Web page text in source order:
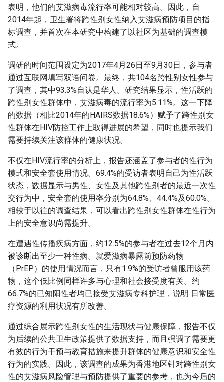
表明，他们的艾滋病毒流行率可能相对较高。因此，自
2014年起，卫生署将跨性别女性纳入艾滋病预防项目的指
标调查，并首次在本研究中构建了以社区为基础的调查模
式。
调研的时间范围设定为2017年4月26日至9月30日，参与者
通过互联网填写双语问卷。最终，共104名跨性别女性参与
了调查，其中93.3%自认是华人。研究结果显示，性活跃的
跨性别女性群体中，艾滋病毒的流行率为5.11%。这一下降
的数据（相比2014年的HAIRS数据18.6%）赋予了跨性别女
性群体在HIV防控工作上取得进展的希望，同时也提示我们
需要持续关注该群体的健康状况。
不仅在HIV流行率的分析上，报告还涵盖了参与者的性行为
模式和安全套使用情况。69.4%的受访者表明自己为性活跃
状态，数据显示与男性、女性及其他跨性别者的最近一次性
交行为中，安全套的使用率分别为64.8%、44.4%及60.0%。
相较于以往的调查结果，可以看出跨性别女性群体在性行为
上的安全意识尚需提升。
在遭遇性传播疾病方面，约12.5%的参与者在过去12个月内
被诊断出至少一种性病。就爱滋病暴露前预防药物
（PrEP）的使用情况而言，只有1.9%的受访者曾服用该药
物，这个低比例同样许多与心理和社会接受度有关。约
66.7%的已知阳性者均已接受艾滋病专科护理，说明 日常医
疗资源的利用状况有所改善。
通过综合展示跨性别女性的生活现状与健康保障，报告不仅
为后续的公共卫生政策提供了数据支持，而且强调了需要更
有效的行为干预与教育措施来提升群体的健康意识和安全性
行为的实践。因此，该调查的成果为香港地区针对跨性别女
性的艾滋病风险管理与预防提供了重要的参考，也为今后的